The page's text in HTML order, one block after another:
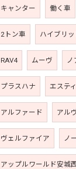
キャンター 働く車
2トン車 ハイブリッ
RAV4 ムーヴ ノ
プラスハナ エステ
アルファード アル
ヴェルファイア ノ
アップルワールド安城